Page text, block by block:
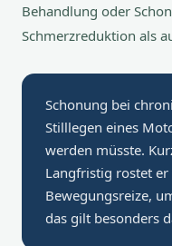
Behandlung oder
Schmerzreduktion als
Schonung bei
Stilllegen eines
werden müsste.
Langfristig rostet
Bewegungsreize,
das gilt besonders